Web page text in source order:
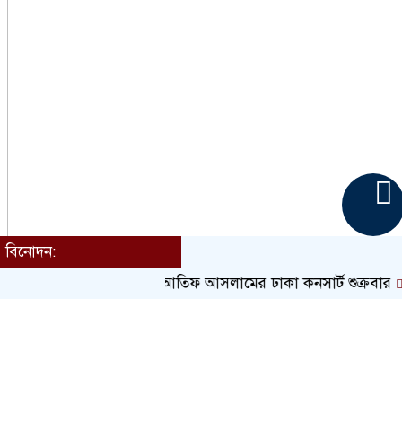
বিনোদন:
আতিফ আসলামের ঢাকা কনসার্ট শুক্রবার